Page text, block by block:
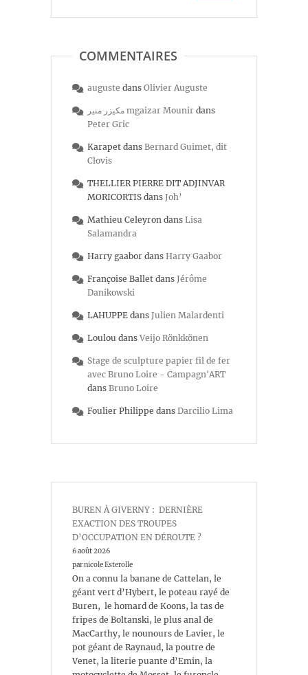
COMMENTAIRES
auguste dans Olivier Auguste
مكيزر منير mgaizar Mounir dans
Peter Gric
Karapet dans Bernard Guimet, dit
Clovis
THELLIER PIERRE DIT ADJINVAR
MORICORTIS dans Joh’
Mathieu Celeyron dans Lisa
Salamandra
Harry gaabor dans Harry Gaabor
Françoise Ballet dans Jérôme
Danikowski
LAHUPPE dans Julien Malardenti
Loulou dans Veijo Rönkkönen
Stage de sculpture papier fil de fer
avec Bruno Loire - Campagn'ART
dans Bruno Loire
Foulier Philippe dans Darcilio Lima
BUREN À GIVERNY : DERNIÈRE
EXACTION DES TROUPES
D’OCCUPATION EN DÉROUTE ?
6 août 2026
par nicole Esterolle
On a connu la banane de Cattelan, le
géant vert d’Hybert, le poteau rayé de
Buren, le homard de Koons, la tas de
fripes de Boltanski, le plus anal de
MacCarthy, le nounours de Lavier, le
pot géant de Raynaud, la poutre de
Venet, la literie puante d’Emin, la